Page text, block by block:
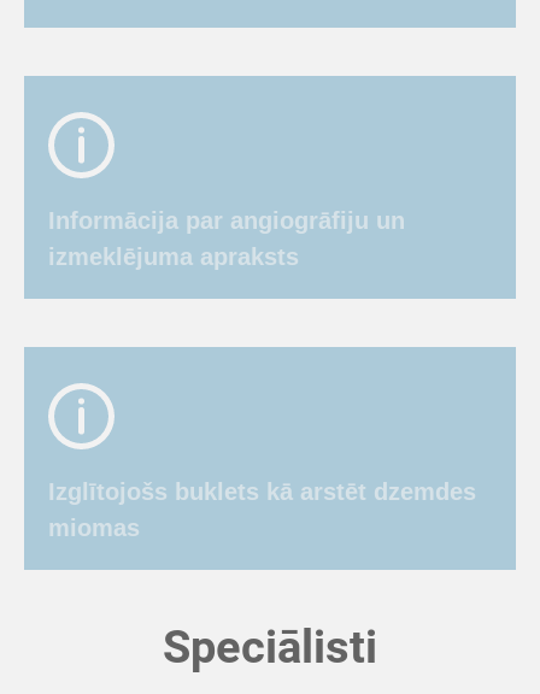
Informācija par angiogrāfiju un
izmeklējuma apraksts
Izglītojošs buklets kā arstēt dzemdes
miomas
Speciālisti